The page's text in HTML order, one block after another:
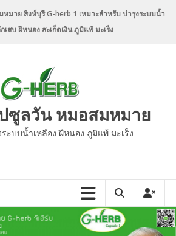
มาย สิงห์บุรี G-herb 1 เหมาะสำหรับ บำรุงระบบน้ำ
เสบ ฝีหนอง สะเก็ดเงิน ภูมิแพ้ มะเร็ง
ซูลวัน หมอสมหมาย
ะบบน้ำเหลือง ฝีหนอง ภูมิแพ้ มะเร็ง